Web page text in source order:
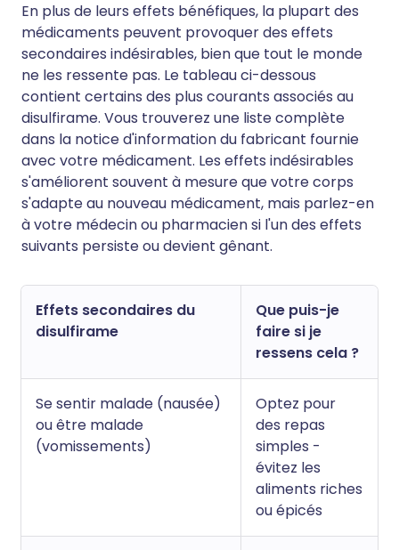
En plus de leurs effets bénéfiques, la plupart des
médicaments peuvent provoquer des effets
secondaires indésirables, bien que tout le monde
ne les ressente pas. Le tableau ci-dessous
contient certains des plus courants associés au
disulfirame. Vous trouverez une liste complète
dans la notice d'information du fabricant fournie
avec votre médicament. Les effets indésirables
s'améliorent souvent à mesure que votre corps
s'adapte au nouveau médicament, mais parlez-en
à votre médecin ou pharmacien si l'un des effets
suivants persiste ou devient gênant.
Effets secondaires du
disulfirame
Que puis-je
faire si je
ressens cela ?
Se sentir malade (nausée)
ou être malade
(vomissements)
Optez pour
des repas
simples -
évitez les
aliments riches
ou épicés